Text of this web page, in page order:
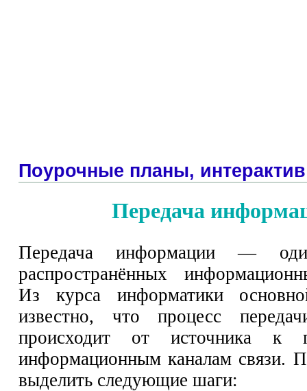
Поурочные планы, интерактив
Передача
Передача информации —
распространённых
Из курса информатики
известно, что процесс
происходит от источника к
информационным каналам связи.
выделить следующие шаги: